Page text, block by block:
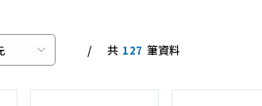
寢具
共 127 筆資料